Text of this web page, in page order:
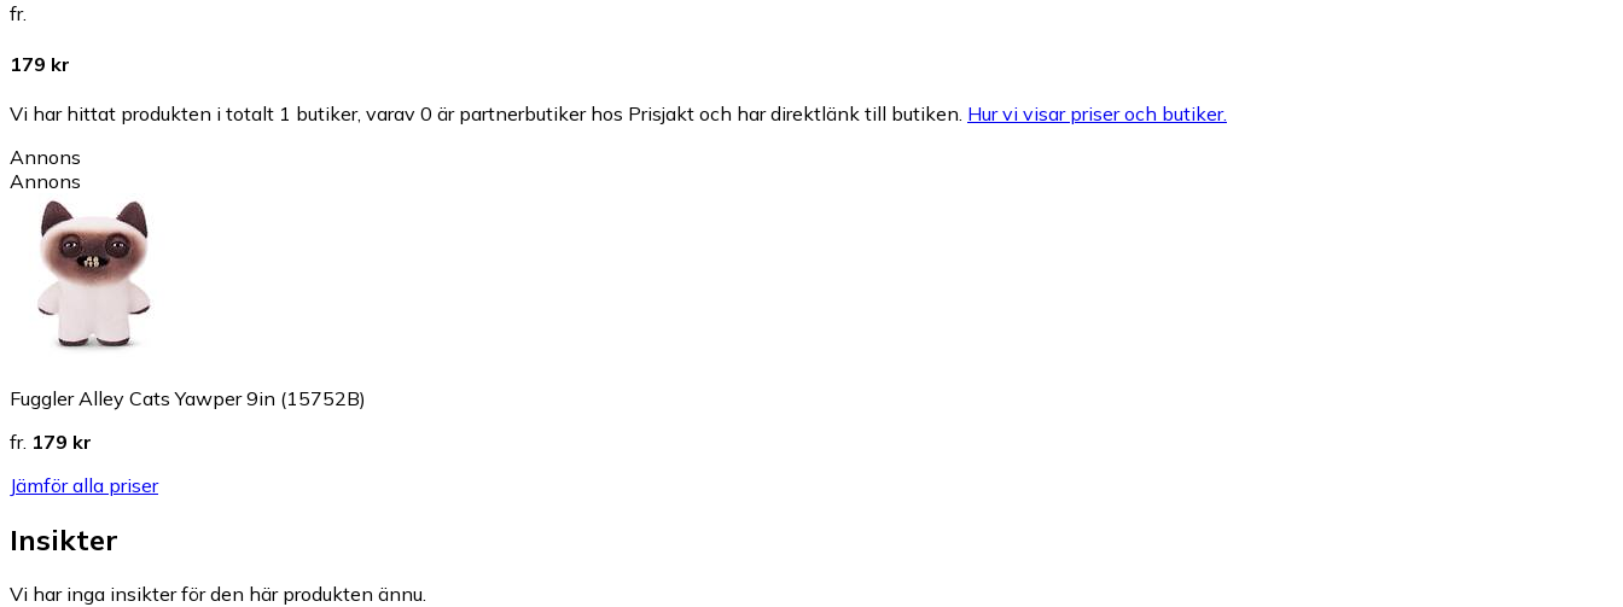
fr.
179 kr
Vi har hittat produkten i totalt 1 butiker, varav 0 är partnerbutiker hos Prisjakt och har direktlänk till butiken. Hur vi visar priser och butiker.
Annons
Annons
Fuggler Alley Cats Yawper 9in (15752B)
fr. 179 kr
Jämför alla priser
Insikter
Vi har inga insikter för den här produkten ännu.